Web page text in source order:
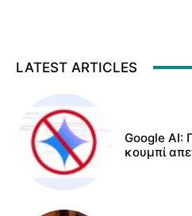
LATEST ARTICLES
Google AI:
κουμπί